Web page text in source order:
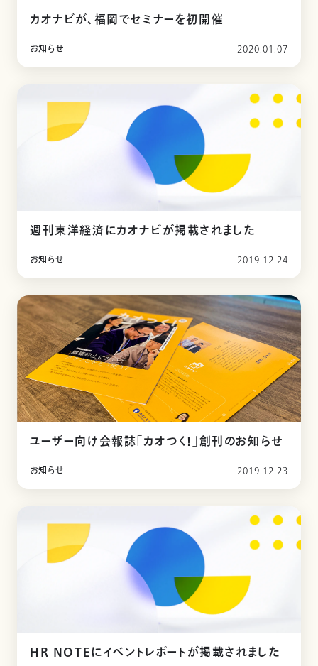
カオナビが、福岡でセミナーを初開催
お知らせ 2020.01.07
週刊東洋経済にカオナビが掲載されました
お知らせ 2019.12.24
ユーザー向け会報誌「カオつく！」創刊のお知らせ
お知らせ 2019.12.23
HR NOTEにイベントレポートが掲載されました